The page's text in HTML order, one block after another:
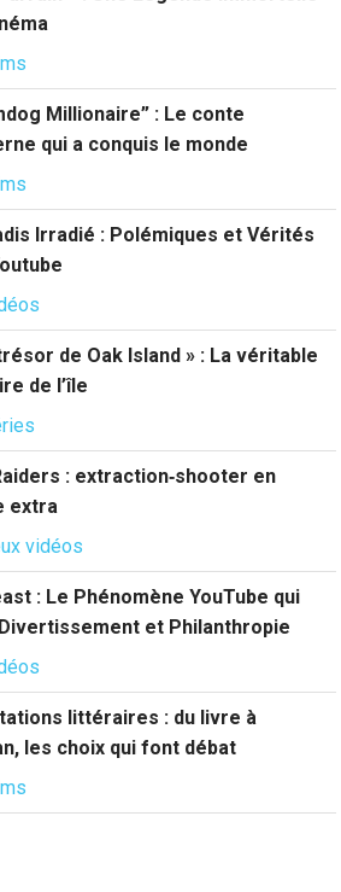
Millionaire” : Le conte
qui a conquis le monde
Irradié : Polémiques et Vérités
de Oak Island » : La véritable
de l’île
: extraction‑shooter en
extra
vidéos
: Le Phénomène YouTube qui
et Philanthropie
littéraires : du livre à
les choix qui font débat